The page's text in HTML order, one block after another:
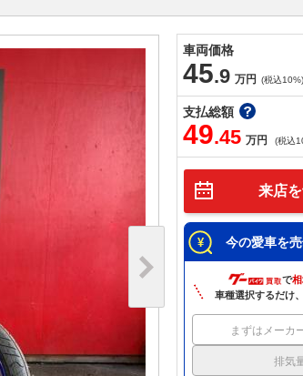
車両価格
45.9 万円 (税込10%)
支払総額
49.45 万円 (税込
来店
今の愛車を
で相
車種選択するだけ
まずはメーカ
排気